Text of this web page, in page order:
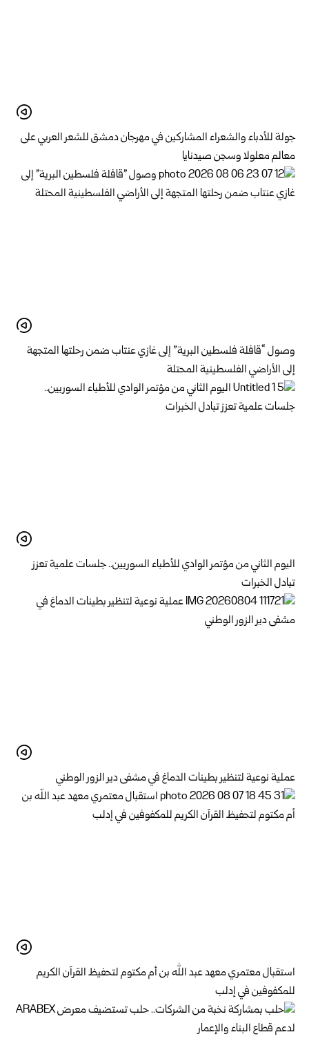
جولة للأدباء والشعراء المشاركين في مهرجان دمشق للشعر العربي على
معالم معلولا وسجن صيدنايا
وصول “قافلة فلسطين البرية” إلى غازي عنتاب ضمن رحلتها المتجهة
إلى الأراضي الفلسطينية المحتلة
اليوم الثاني من مؤتمر الوادي للأطباء السوريين.. جلسات علمية تعزز
تبادل الخبرات
عملية نوعية لتنظير بطينات الدماغ في مشفى دير الزور الوطني
استقبال معتمري معهد عبد الله بن أم مكتوم لتحفيظ القرآن الكريم
للمكفوفين في إدلب